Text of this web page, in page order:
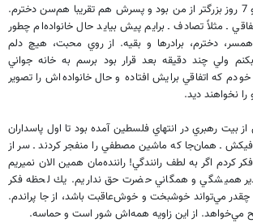
مصطفي سر جمع 7 ماه و 7 روز بزرگتر از من بود و پسرش هم تقريبا هم‌سن دخترم.
ـ مثلاً تصادف ـ برايم پيش بيايد حال خانواده‌ام چطور
دخترم، برادرها و بقيه. از روي محبت، هيچ دلم
ولي چند دقيقه بعد قرار بود برسم به خانه جواني
كه اتفاقي برايش افتاده و حال خانواده‌اش را تصوير
را نخواهند ديد.
بيت رهبري در انتهاي فلسطين آمده بود تا اول پاسداران
ـ همان‌جا كه ماشين مصطفي را منفجر كردند ـ سر از
كردم اگر به لطف رانندگي! راننده‌مان همين الان نميريم
هميشگي و همگاني حضرت حق نداريم. يك لحظه فكر
مي‌تواند خوشبخت و خوش‌عاقبت باشد، از جا پراندم.
مي‌خواهد. از اين زاويه همه‌اش شور است و حماسه.